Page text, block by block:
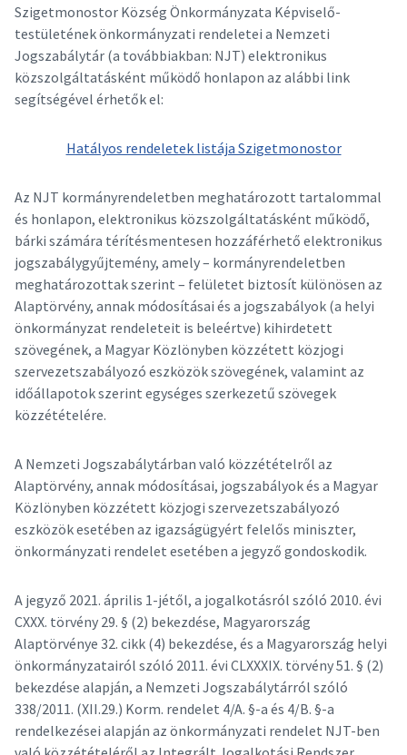
Szigetmonostor Község Önkormányzata Képviselő-
testületének önkormányzati rendeletei a Nemzeti
Jogszabálytár (a továbbiakban: NJT) elektronikus
közszolgáltatásként működő honlapon az alábbi link
segítségével érhetők el:
Hatályos rendeletek listája Szigetmonostor
Az NJT kormányrendeletben meghatározott tartalommal
és honlapon, elektronikus közszolgáltatásként működő,
bárki számára térítésmentesen hozzáférhető elektronikus
jogszabálygyűjtemény, amely – kormányrendeletben
meghatározottak szerint – felületet biztosít különösen az
Alaptörvény, annak módosításai és a jogszabályok (a helyi
önkormányzat rendeleteit is beleértve) kihirdetett
szövegének, a Magyar Közlönyben közzétett közjogi
szervezetszabályozó eszközök szövegének, valamint az
időállapotok szerint egységes szerkezetű szövegek
közzétételére.
A Nemzeti Jogszabálytárban való közzétételről az
Alaptörvény, annak módosításai, jogszabályok és a Magyar
Közlönyben közzétett közjogi szervezetszabályozó
eszközök esetében az igazságügyért felelős miniszter,
önkormányzati rendelet esetében a jegyző gondoskodik.
A jegyző 2021. április 1-jétől, a jogalkotásról szóló 2010. évi
CXXX. törvény 29. § (2) bekezdése, Magyarország
Alaptörvénye 32. cikk (4) bekezdése, és a Magyarország helyi
önkormányzatairól szóló 2011. évi CLXXXIX. törvény 51. § (2)
bekezdése alapján, a Nemzeti Jogszabálytárról szóló
338/2011. (XII.29.) Korm. rendelet 4/A. §-a és 4/B. §-a
rendelkezései alapján az önkormányzati rendelet NJT-ben